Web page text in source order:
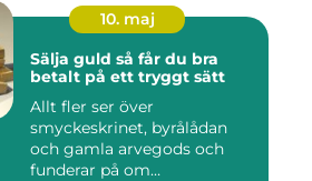
10. maj
Sälja guld så får du bra
betalt på ett tryggt sätt
Allt fler ser över
smyckeskrinet, byrålådan
och gamla arvegods och
funderar på om